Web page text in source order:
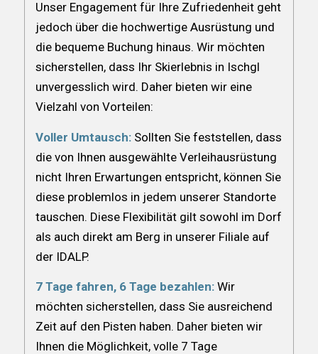
Unser Engagement für Ihre Zufriedenheit geht
jedoch über die hochwertige Ausrüstung und
die bequeme Buchung hinaus. Wir möchten
sicherstellen, dass Ihr Skierlebnis in Ischgl
unvergesslich wird. Daher bieten wir eine
Vielzahl von Vorteilen:
Voller Umtausch:Sollten Sie feststellen, dass
die von Ihnen ausgewählte Verleihausrüstung
nicht Ihren Erwartungen entspricht, können Sie
diese problemlos in jedem unserer Standorte
tauschen. Diese Flexibilität gilt sowohl im Dorf
als auch direkt am Berg in unserer Filiale auf
der IDALP.
7 Tage fahren, 6 Tage bezahlen:Wir
möchten sicherstellen, dass Sie ausreichend
Zeit auf den Pisten haben. Daher bieten wir
Ihnen die Möglichkeit, volle 7 Tage